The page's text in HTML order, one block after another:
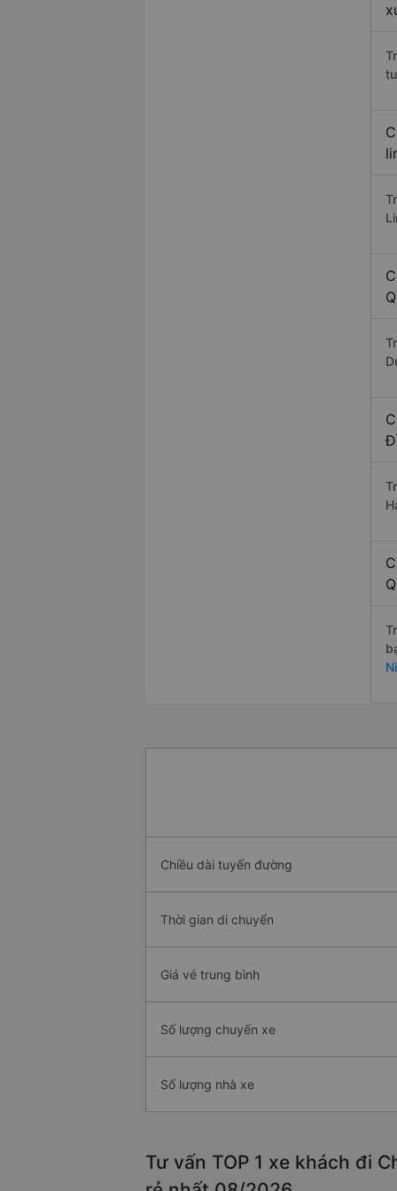
Chiều dài tuyến đường
Thời gian di chuyển
Giá vé trung bình
Số lượng chuyến xe
Số lượng nhà xe
Tư vấn TOP 1 xe khách đi